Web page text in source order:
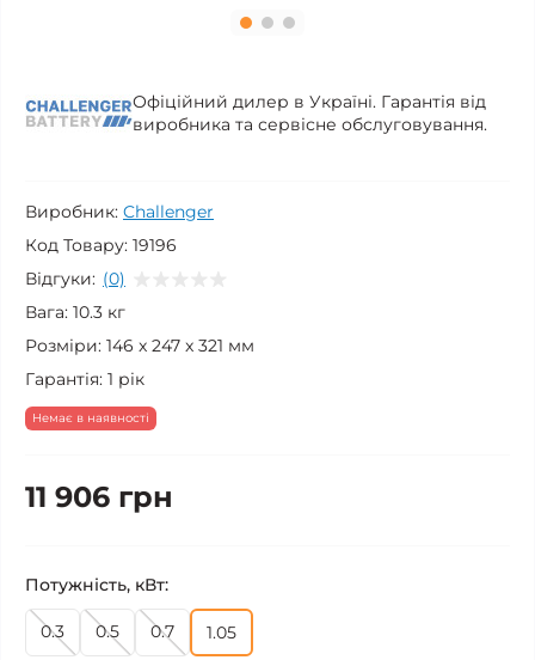
Офіційний дилер в Україні. Гарантія від
виробника та сервісне обслуговування.
Виробник: Challenger
Код Товару: 19196
Відгуки: (0)
Вага: 10.3 кг
Розміри: 146 x 247 x 321 мм
Гарантія: 1 рік
Немає в наявності
11 906 грн
Потужність, кВт:
0.3 0.5 0.7 1.05